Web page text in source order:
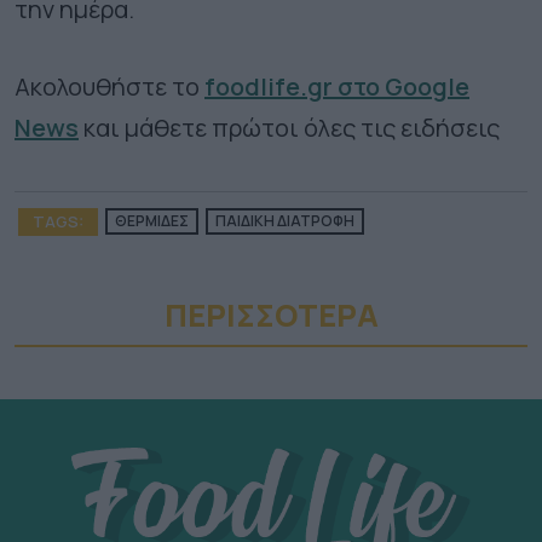
την ημέρα.
Ακολουθήστε το foodlife.gr στο Google
News και μάθετε πρώτοι όλες τις ειδήσεις
TAGS: ΘΕΡΜΙΔΕΣ ΠΑΙΔΙΚΗ ΔΙΑΤΡΟΦΗ
ΠΕΡΙΣΣΟΤΕΡA